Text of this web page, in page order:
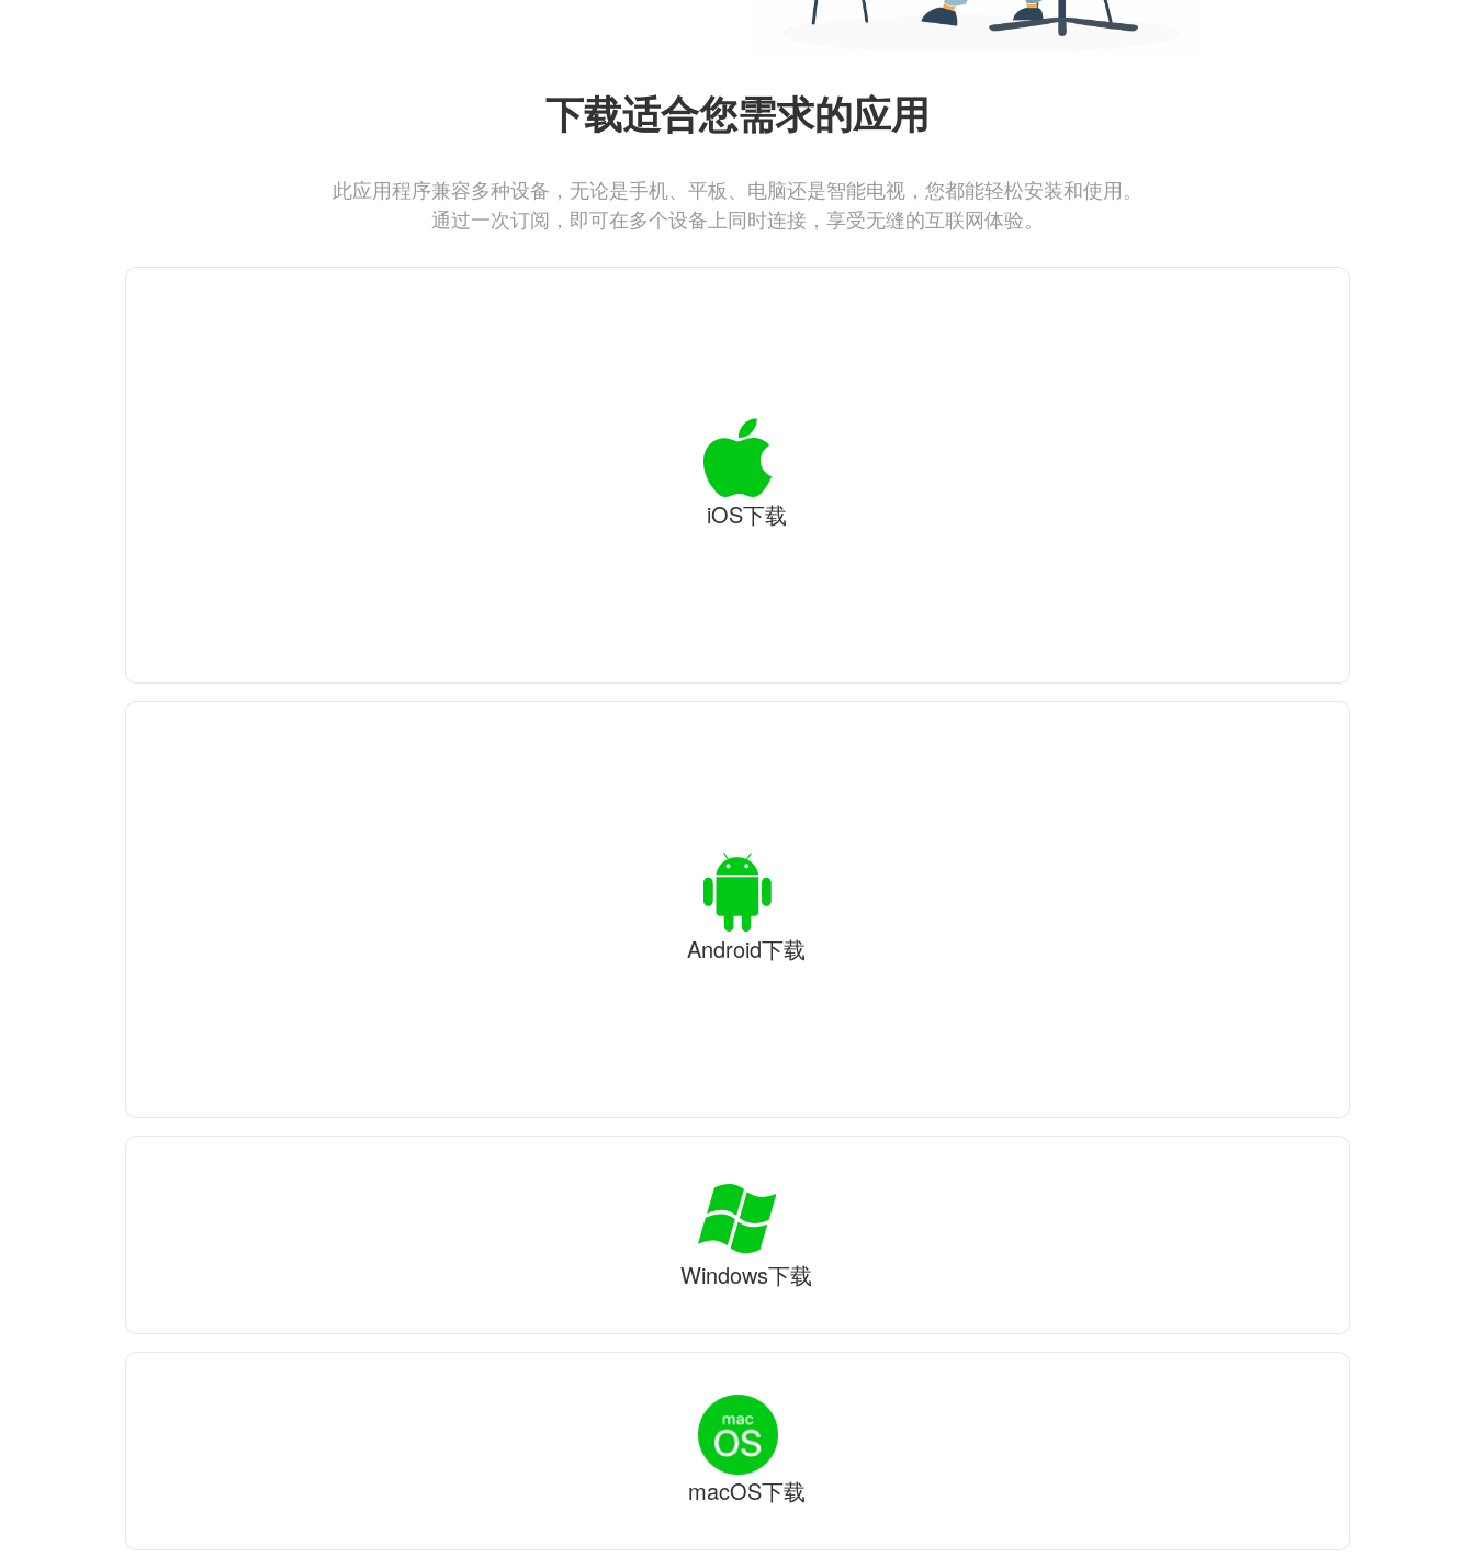
下载适合您需求的应用
此应用程序兼容多种设备，无论是手机、平板、电脑还是智能电视，您都能轻松安装和使用。
通过一次订阅，即可在多个设备上同时连接，享受无缝的互联网体验。
iOS下载
Android下载
Windows下载
macOS下载